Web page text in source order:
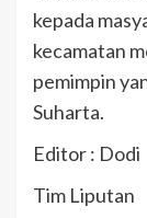
kepada
kecamatan
pemimpin
Suharta.
Editor : Dodi
Tim Liputan